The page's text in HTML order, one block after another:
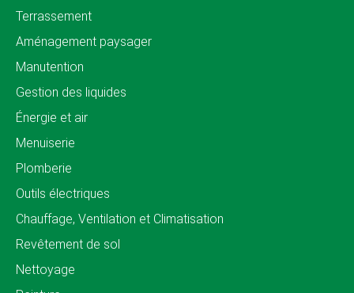
Terrassement
Aménagement paysager
Manutention
Gestion des liquides
Énergie et air
Menuiserie
Plomberie
Outils électriques
Chauffage, Ventilation et Climatisation
Revêtement de sol
Nettoyage